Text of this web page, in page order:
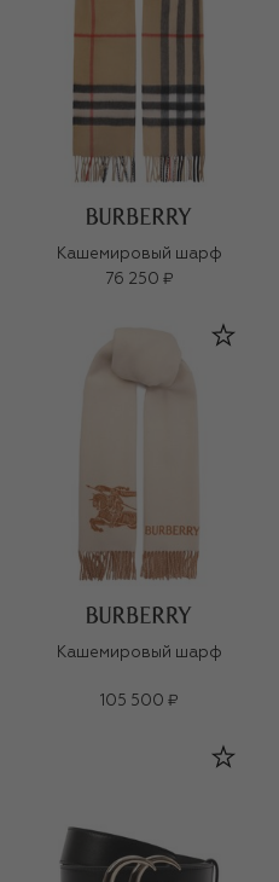
Кашемировый шарф
76 250 ₽
Кашемировый шарф
105 500 ₽